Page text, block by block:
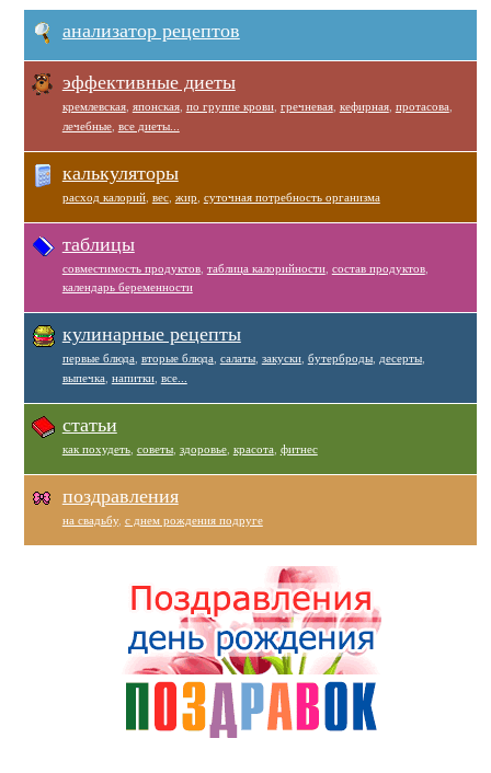
анализатор рецептов
эффективные диеты
кремлевская, японская, по группе крови, гречневая, кефирная, протасова
лечебные, все диеты...
калькуляторы
расход калорий, вес, жир суточная потребность организма
таблицы
совместимость продуктов, таблица калорийности, состав продуктов,
календарь беременности
кулинарные рецепты
первые блюда вторые блюда салаты, закуски, бутерброды, десерты,
выпечка напитки, все...
статьи
как похудеть, советы, здоровье, красота фитнес
поздравления
на свадьбу, с днем рождения подруге